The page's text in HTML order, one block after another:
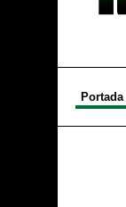
Portada